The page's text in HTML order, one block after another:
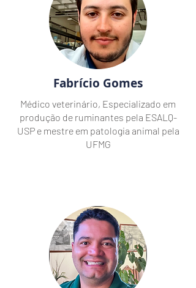
Fabrício Gomes
Médico veterinário, Especializado em
produção de ruminantes pela ESALQ-
USP e mestre em patologia animal pela
UFMG